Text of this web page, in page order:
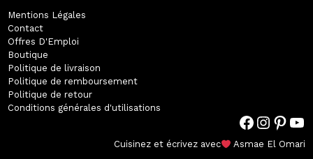
Mentions Légales
Contact
Offres D'Emploi
Boutique
Politique de livraison
Politique de remboursement
Politique de retour
Conditions générales d'utilisations
Facebook Instagram Pinterest #
Cuisinez et écrivez avec
Asmae El Omari